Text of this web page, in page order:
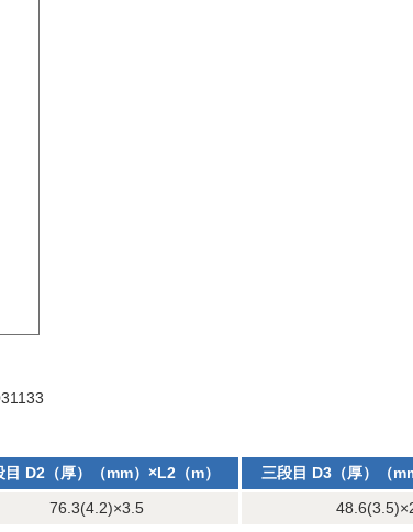
目 D2（厚）（mm）×L2（m） 三段目 D3（厚）（
76.3(4.2)×3.5